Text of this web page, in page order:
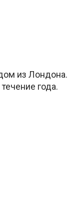
из Лондона.
года.